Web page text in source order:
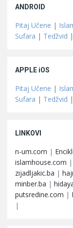
ANDROID
Pitaj Učene |
Sufara | Tedžvid |
APPLE iOS
Pitaj Učene |
Sufara | Tedžvid |
LINKOVI
n-um.com |
islamhouse.com |
zijadljakic.ba |
minber.ba |
putsredine.com |
|